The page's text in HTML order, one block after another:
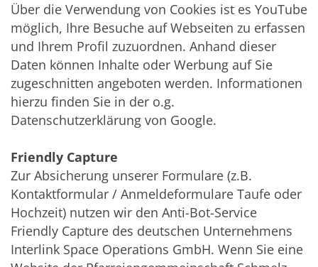
Über die Verwendung von Cookies ist es YouTube
möglich, Ihre Besuche auf Webseiten zu erfassen
und Ihrem Profil zuzuordnen. Anhand dieser
Daten können Inhalte oder Werbung auf Sie
zugeschnitten angeboten werden. Informationen
hierzu finden Sie in der o.g.
Datenschutzerklärung von Google.
Friendly Capture
Zur Absicherung unserer Formulare (z.B.
Kontaktformular / Anmeldeformulare Taufe oder
Hochzeit) nutzen wir den Anti-Bot-Service
Friendly Capture des deutschen Unternehmens
Interlink Space Operations GmbH. Wenn Sie eine